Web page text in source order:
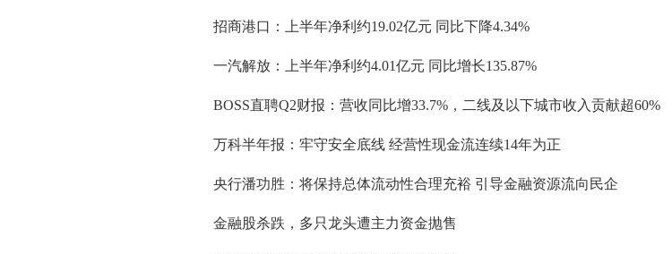
招商港口：上半年净利约19.02亿元 同比下降4.34%
一汽解放：上半年净利约4.01亿元 同比增长135.87%
BOSS直聘Q2财报：营收同比增33.7%，二线及以下城市收入贡献超60%
万科半年报：牢守安全底线 经营性现金流连续14年为正
央行潘功胜：将保持总体流动性合理充裕 引导金融资源流向民企
金融股杀跌，多只龙头遭主力资金抛售